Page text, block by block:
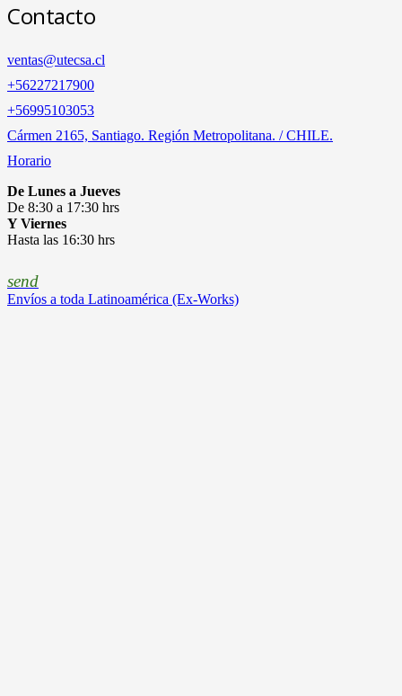
Contacto
ventas@utecsa.cl
+56227217900
‎+56995103053
Cármen 2165, Santiago. Región Metropolitana. / CHILE.
Horario
De Lunes a Jueves
De 8:30 a 17:30 hrs
Y Viernes
Hasta las 16:30 hrs
send
Envíos a toda Latinoamérica (Ex-Works)